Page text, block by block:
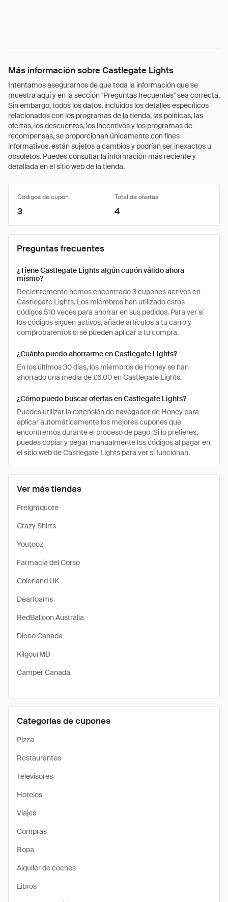
Más información sobre Castlegate Lights
Intentamos asegurarnos de que toda la información que se
muestra aquí y en la sección "Preguntas frecuentes" sea correcta.
Sin embargo, todos los datos, incluidos los detalles específicos
relacionados con los programas de la tienda, las políticas, las
ofertas, los descuentos, los incentivos y los programas de
recompensas, se proporcionan únicamente con fines
informativos, están sujetos a cambios y podrían ser inexactos u
obsoletos. Puedes consultar la información más reciente y
detallada en el sitio web de la tienda.
Ver más tiendas
Freightquote
Crazy Shirts
Youtooz
Farmacia del Corso
Colorland UK
Dearfoams
RedBalloon Australia
Diono Canada
KilgourMD
Camper Canada
Categorías de cupones
Pizza
Restaurantes
Televisores
Hoteles
Viajes
Compras
Ropa
Alquiler de coches
Libros
Códigos de cupón Total de ofertas
3 4
Preguntas frecuentes
¿Tiene Castlegate Lights algún cupón válido ahora
mismo?
Recientemente hemos encontrado 3 cupones activos en
Castlegate Lights. Los miembros han utilizado estos
códigos 510 veces para ahorrar en sus pedidos. Para ver si
los códigos siguen activos, añade artículos a tu carro y
comprobaremos si se pueden aplicar a tu compra.
¿Cuánto puedo ahorrarme en Castlegate Lights?
En los últimos 30 días, los miembros de Honey se han
ahorrado una media de £6.00 en Castlegate Lights.
¿Cómo puedo buscar ofertas en Castlegate Lights?
Puedes utilizar la extensión de navegador de Honey para
aplicar automáticamente los mejores cupones que
encontremos durante el proceso de pago. Si lo prefieres,
puedes copiar y pegar manualmente los códigos al pagar en
el sitio web de Castlegate Lights para ver si funcionan.